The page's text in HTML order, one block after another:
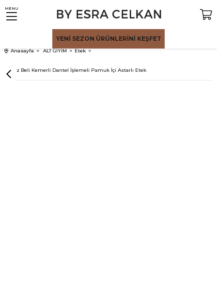
MENU
YENİ SEZON ÜRÜNLERİNİ KEŞFET
Anasayfa ALT GİYİM Etek
Beyaz Beli Kemerli Dantel İşlemeli Pamuk İçi Astarlı Etek